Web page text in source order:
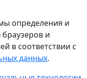
определения и
и
в соответствии с
данных.